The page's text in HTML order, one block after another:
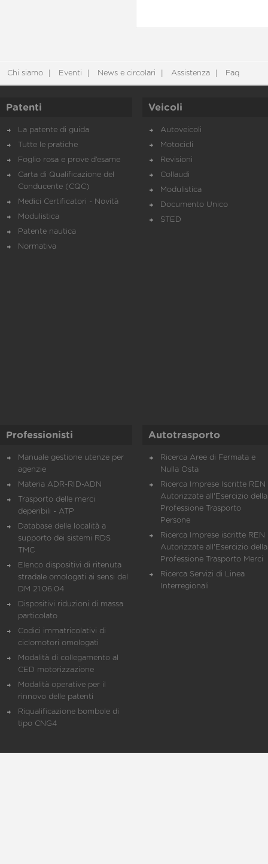
Chi siamo Eventi News e circolari Assistenza Faq
Patenti
La patente di guida
Tutte le pratiche
Foglio rosa e prove d’esame
Carta di Qualificazione del
Conducente (CQC)
Medici Certificatori - Novità
Modulistica
Patente nautica
Normativa
Veicoli
Autoveicoli
Motocicli
Revisioni
Collaudi
Modulistica
Documento Unico
STED
Professionisti
Manuale gestione utenze per
agenzie
Materia ADR-RID-ADN
Trasporto delle merci
deperibili - ATP
Database delle località a
supporto dei sistemi RDS
TMC
Elenco dispositivi di ritenuta
stradale omologati ai sensi del
DM 21.06.04
Dispositivi riduzioni di massa
particolato
Codici immatricolativi di
ciclomotori omologati
Modalità di collegamento al
CED motorizzazione
Modalità operative per il
rinnovo delle patenti
Riqualificazione bombole di
tipo CNG4
Autotrasporto
Ricerca Aree di Fermata e
Nulla Osta
Ricerca Imprese Iscritte REN
Autorizzate all'Esercizio della
Professione Trasporto
Persone
Ricerca Imprese iscritte REN
Autorizzate all'Esercizio della
Professione Trasporto Merci
Ricerca Servizi di Linea
Interregionali